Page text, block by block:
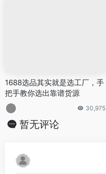
1688选品其实就是选工厂，手
把手教你选出靠谱货源
30,975
暂无评论